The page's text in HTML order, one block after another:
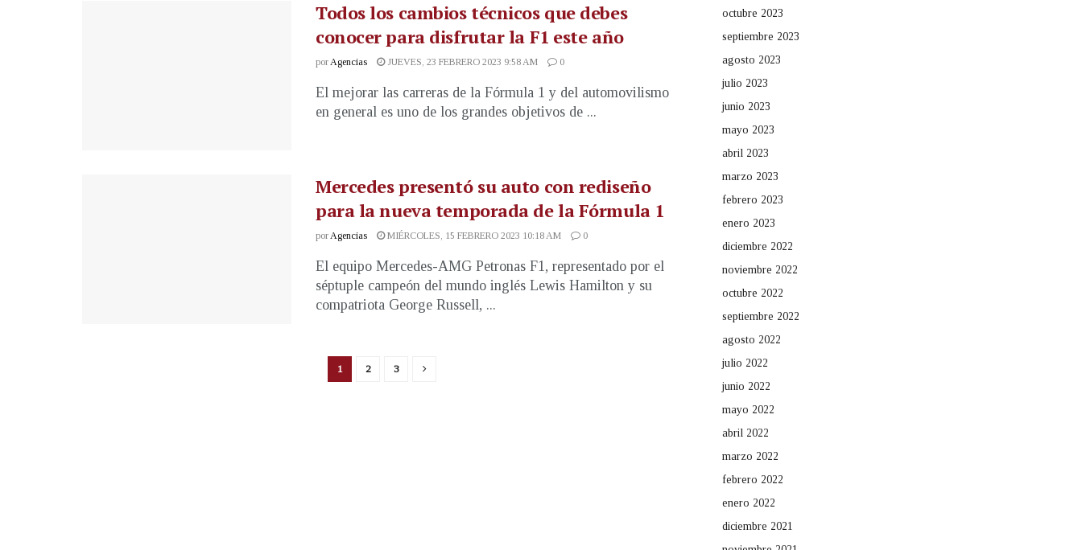
Todos los cambios técnicos que debes
conocer para disfrutar la F1 este año
porAgencias JUEVES, 23 FEBRERO 2023 9:58 AM 0
El mejorar las carreras de la Fórmula 1 y del automovilismo
en general es uno de los grandes objetivos de ...
Mercedes presentó su auto con rediseño
para la nueva temporada de la Fórmula 1
porAgencias MIÉRCOLES, 15 FEBRERO 2023 10:18 AM 0
El equipo Mercedes-AMG Petronas F1, representado por el
séptuple campeón del mundo inglés Lewis Hamilton y su
compatriota George Russell, ...
1 2 3
octubre 2023
septiembre 2023
agosto 2023
julio 2023
junio 2023
mayo 2023
abril 2023
marzo 2023
febrero 2023
enero 2023
diciembre 2022
noviembre 2022
octubre 2022
septiembre 2022
agosto 2022
julio 2022
junio 2022
mayo 2022
abril 2022
marzo 2022
febrero 2022
enero 2022
diciembre 2021